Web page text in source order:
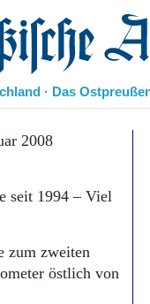
Zeitung
· Das
Panorama
Geschichte
Ostpreußen
2008
seit 1994 – Viel
zum zweiten
östlich von